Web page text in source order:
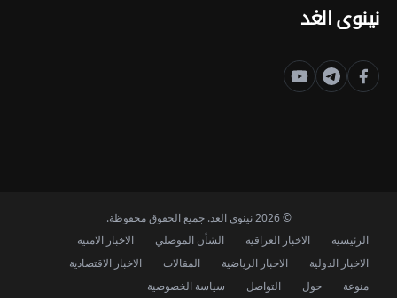
نينوى الغد
© 2026 نينوى الغد. جميع الحقوق محفوظة.
الرئيسية الاخبار العراقية الشأن الموصلي
الاخبار الامنية
الاخبار الدولية
الاخبار الرياضية المقالات
الاخبار الاقتصادية
منوعة
حول التواصل سياسة الخصوصية